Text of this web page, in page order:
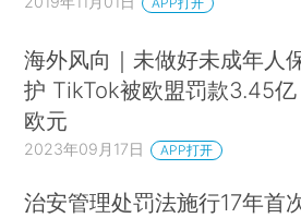
海外风向｜未做好未成年人
护 TikTok被欧盟罚款3.45亿
欧元
2023年09月17日 APP打开
治安管理处罚法施行17年首